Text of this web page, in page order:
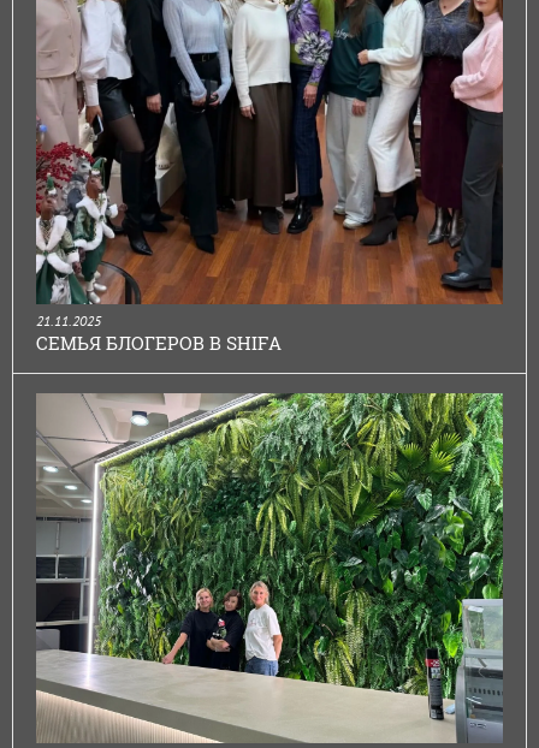
21.11.2025
СЕМЬЯ БЛОГЕРОВ В SHIFA